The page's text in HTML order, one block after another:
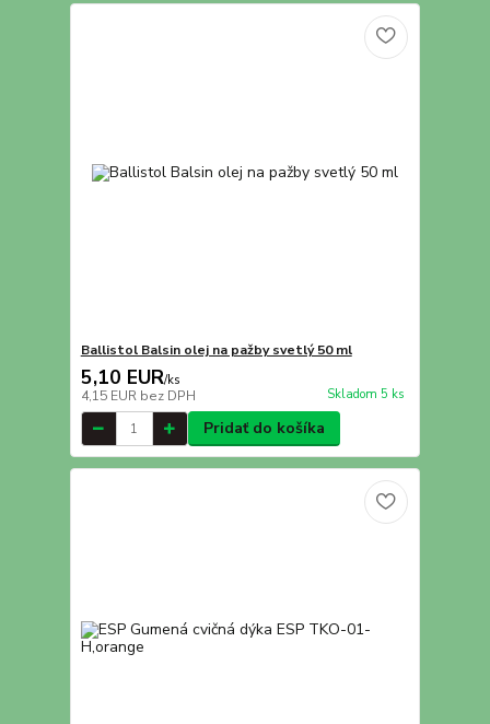
Ballistol Balsin olej na pažby svetlý 50 ml
5,10 EUR/ks
4,15 EUR bez DPH Skladom 5 ks
Pridať do košíka